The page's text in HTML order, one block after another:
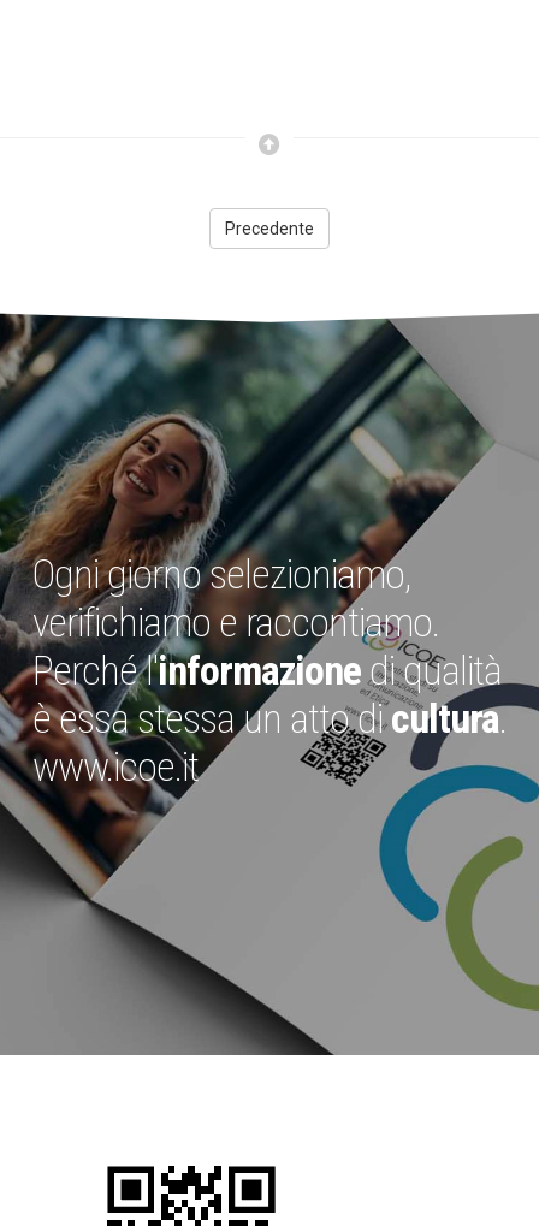
Precedente
Ogni giorno selezioniamo,
verifichiamo e raccontiamo.
Perché l'informazionedi qualità
è essa stessa un atto dicultura.
www.icoe.it